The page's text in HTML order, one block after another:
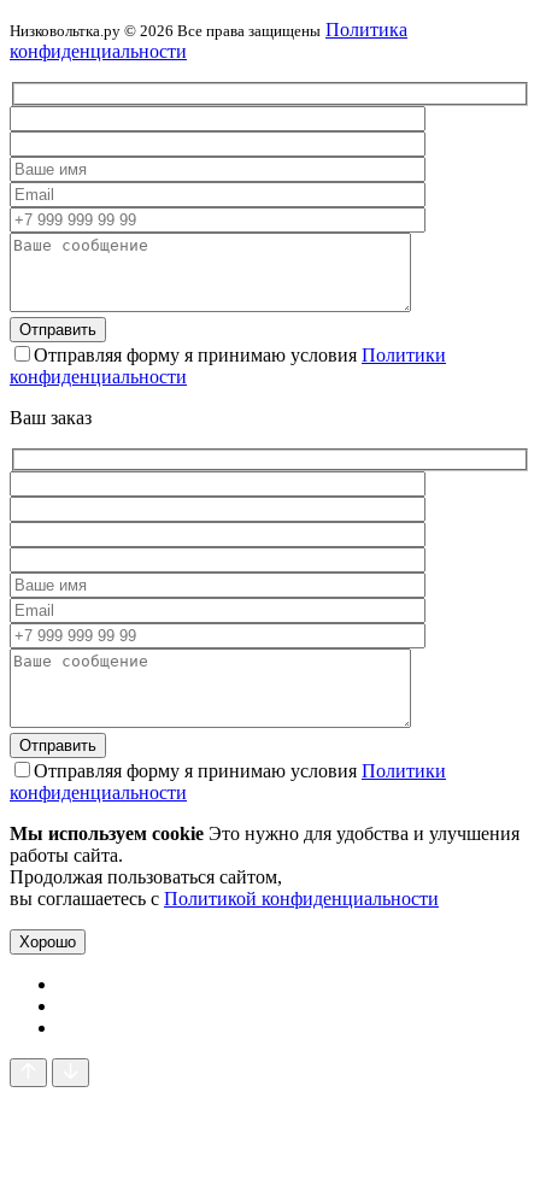
Низковольтка.ру © 2026 Все права защищены Политика
конфиденциальности
Отправляя форму я принимаю условия Политики
конфиденциальности
Ваш заказ
Отправляя форму я принимаю условия Политики
конфиденциальности
Мы используем cookie Это нужно для удобства и улучшения
работы сайта.
Продолжая пользоваться сайтом,
вы соглашаетесь с Политикой конфиденциальности
Хорошо